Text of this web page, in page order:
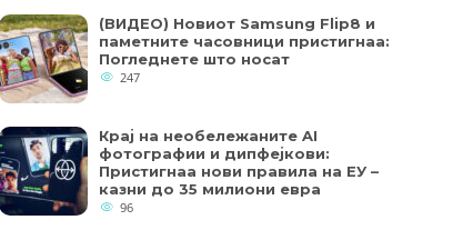
(ВИДЕО) Новиот Samsung Flip8 и
паметните часовници пристигнаа:
Погледнете што носат
247
Крај на необележаните AI
фотографии и дипфејкови:
Пристигнаа нови правила на ЕУ –
казни до 35 милиони евра
96